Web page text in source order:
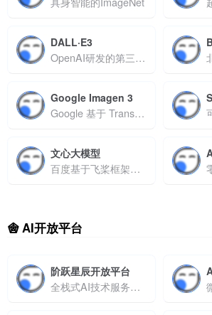
DALL·E3
OpenAI研发的第三代文本到图像生成模型
Google Imagen 3
Google 基于 Transformer 架构研发的文本到图像生成模型
文心大模型
百度基于飞桨框架开发的产业级知识增强大模型
AI开放平台
阶跃星辰开放平台
全栈式AI技术服务平台